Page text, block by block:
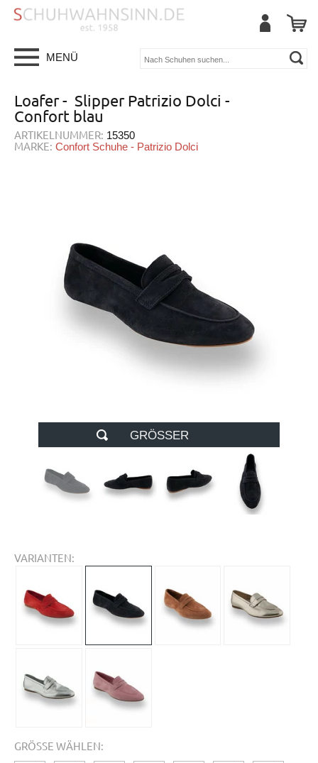
MENÜ
Loafer - Slipper Patrizio Dolci -
Confort blau
ARTIKELNUMMER: 15350
MARKE: Confort Schuhe - Patrizio Dolci
GRÖSSER
VARIANTEN:
GRÖSSE WÄHLEN: